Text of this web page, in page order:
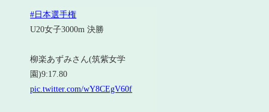
#日本選手権
U20女子3000m 決勝
柳楽あずみさん(筑紫女学
園)9:17.80
pic.twitter.com/wY8CEgV60f